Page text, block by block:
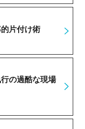
片付け術
の過酷な現場